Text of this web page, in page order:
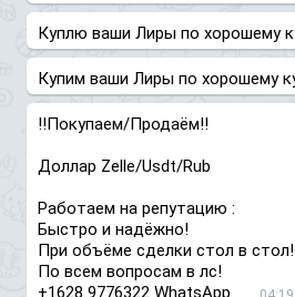
Куплю ваши Лиры по хорошему
Купим ваши Лиры по хорошему
‼️Покупаем/Продаём‼️
Доллар Zelle/Usdt/Rub
Работаем на репутацию :
Быстро и надёжно!
При объёме сделки стол в стол!
По всем вопросам в лс!